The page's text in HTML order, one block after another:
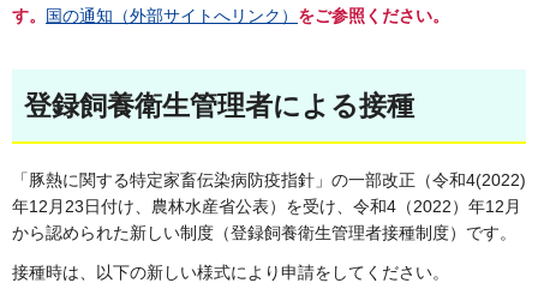
す。 国の通知（外部サイトへリンク） をご参照ください。
登録飼養衛生管理者による接種
「豚熱に関する特定家畜伝染病防疫指針」の⼀部改正（令和4(2022)
年12⽉23⽇付け、農林⽔産省公表）を受け、令和4（2022）年12⽉
から認められた新しい制度（登録飼養衛⽣管理者接種制度）です。
接種時は、以下の新しい様式により申請をしてください。